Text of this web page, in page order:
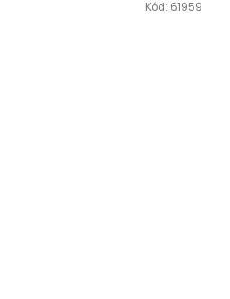
Kód: 61959